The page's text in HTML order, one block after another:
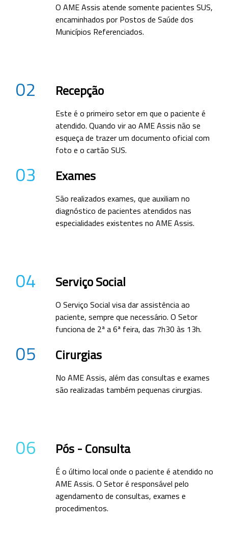
O AME Assis atende somente pacientes SUS,
encaminhados por Postos de Saúde dos
Municípios Referenciados.
02 Recepção
Este é o primeiro setor em que o paciente é
atendido. Quando vir ao AME Assis não se
esqueça de trazer um documento oficial com
foto e o cartão SUS.
03 Exames
São realizados exames, que auxiliam no
diagnóstico de pacientes atendidos nas
especialidades existentes no AME Assis.
04 Serviço Social
O Serviço Social visa dar assistência ao
paciente, sempre que necessário. O Setor
funciona de 2ª a 6ª feira, das 7h30 às 13h.
05 Cirurgias
No AME Assis, além das consultas e exames
são realizadas também pequenas cirurgias.
06 Pós - Consulta
É o último local onde o paciente é atendido no
AME Assis. O Setor é responsável pelo
agendamento de consultas, exames e
procedimentos.